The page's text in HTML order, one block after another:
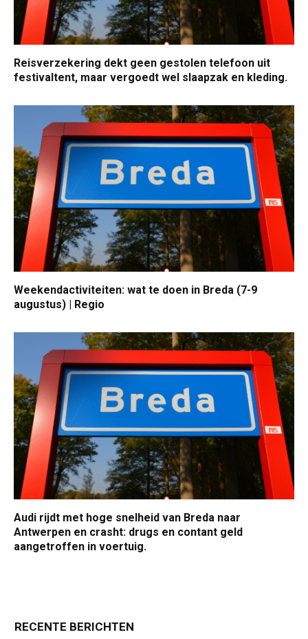
Reisverzekering dekt geen gestolen telefoon uit
festivaltent, maar vergoedt wel slaapzak en kleding.
Weekendactiviteiten: wat te doen in Breda (7-9
augustus) | Regio
Audi rijdt met hoge snelheid van Breda naar
Antwerpen en crasht: drugs en contant geld
aangetroffen in voertuig.
RECENTE BERICHTEN